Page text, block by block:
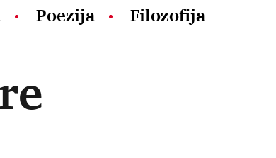
Poezija Filozofija